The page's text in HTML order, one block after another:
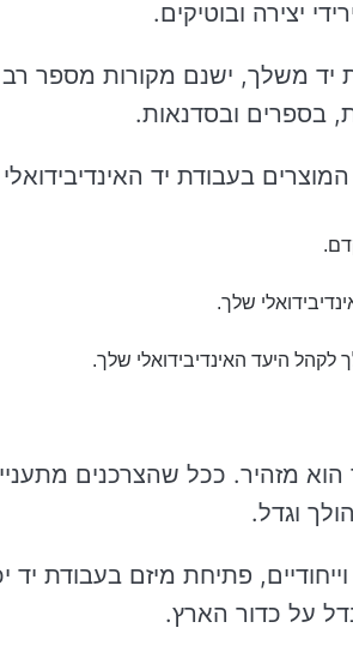
יצירה ובוטיקים.
יד משלך, ישנם מקורות מספר רב
בספרים ובסדנאות.
בעבודת יד
שלך.
היעד האינדיבידואלי שלך.
מזהיר. ככל שהצרכנים
וגדל.
פתיחת מיזם בעבודת יד
על כדור הארץ.